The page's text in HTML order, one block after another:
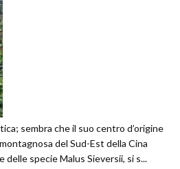
sembra che il suo centro d’origine
del Sud-Est della Cina
delle specie Malus Sieversii, si s...